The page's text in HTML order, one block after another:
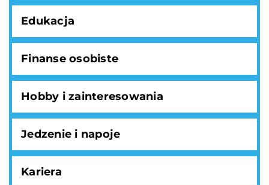
Edukacja
Finanse osobiste
Hobby i zainteresowania
Jedzenie i napoje
Kariera